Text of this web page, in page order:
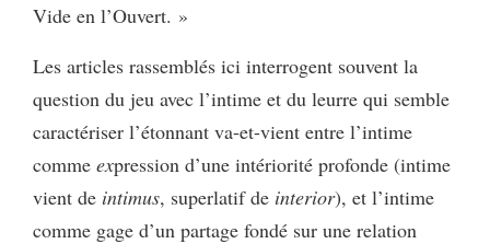
Vide en l’Ouvert. »
Les articles rassemblés ici interrogent souvent la
question du jeu avec l’intime et du leurre qui semble
caractériser l’étonnant va-et-vient entre l’intime
comme expression d’une intériorité profonde (intime
vient de intimus, superlatif de interior), et l’intime
comme gage d’un partage fondé sur une relation